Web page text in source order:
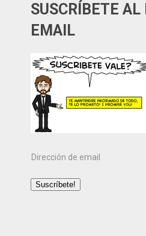
SUSCRÍBETE AL
EMAIL
Dirección
email
Suscríbete!